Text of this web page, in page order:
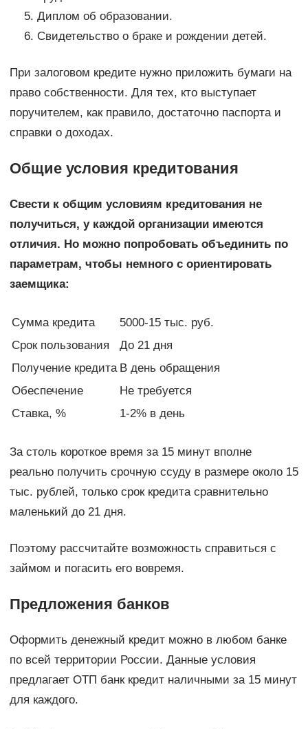
Диплом об образовании.
Свидетельство о браке и рождении детей.
При залоговом кредите нужно приложить бумаги на
право собственности. Для тех, кто выступает
поручителем, как правило, достаточно паспорта и
справки о доходах.
Общие условия кредитования
Свести к общим условиям кредитования не
получиться, у каждой организации имеются
отличия. Но можно попробовать объединить по
параметрам, чтобы немного с ориентировать
заемщика:
Сумма кредита
5000-15 тыс. руб.
Срок пользования
До 21 дня
Получение кредита В день обращения
Обеспечение
Не требуется
Ставка, %
1-2% в день
За столь короткое время за 15 минут вполне
реально получить срочную ссуду в размере около 15
тыс. рублей, только срок кредита сравнительно
маленький до 21 дня.
Поэтому рассчитайте возможность справиться с
займом и погасить его вовремя.
Предложения банков
Оформить денежный кредит можно в любом банке
по всей территории России. Данные условия
предлагает ОТП банк кредит наличными за 15 минут
для каждого.